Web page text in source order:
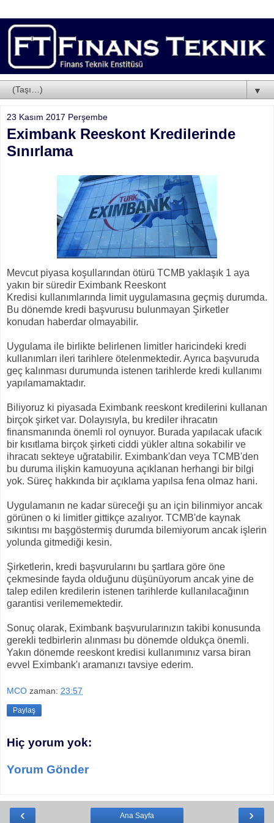
▼
23 Kasım 2017 Perşembe
Eximbank Reeskont Kredilerinde
Sınırlama
Mevcut piyasa koşullarından ötürü TCMB yaklaşık 1 aya
yakın bir süredir Eximbank Reeskont
Kredisi kullanımlarında limit uygulamasına geçmiş durumda.
Bu dönemde kredi başvurusu bulunmayan Şirketler
konudan haberdar olmayabilir.
Uygulama ile birlikte belirlenen limitler haricindeki kredi
kullanımları ileri tarihlere ötelenmektedir. Ayrıca başvuruda
geç kalınması durumunda istenen tarihlerde kredi kullanımı
yapılamamaktadır.
Biliyoruz ki piyasada Eximbank reeskont kredilerini kullanan
birçok şirket var. Dolayısıyla, bu krediler ihracatın
finansmanında önemli rol oynuyor. Burada yapılacak ufacık
bir kısıtlama birçok şirketi ciddi yükler altına sokabilir ve
ihracatı sekteye uğratabilir. Eximbank'dan veya TCMB'den
bu duruma ilişkin kamuoyuna açıklanan herhangi bir bilgi
yok. Süreç hakkında bir açıklama yapılsa fena olmaz hani.
Uygulamanın ne kadar süreceği şu an için bilinmiyor ancak
görünen o ki limitler gittikçe azalıyor. TCMB'de kaynak
sıkıntısı mı başgöstermiş durumda bilemiyorum ancak işlerin
yolunda gitmediği kesin.
Şirketlerin, kredi başvurularını bu şartlara göre öne
çekmesinde fayda olduğunu düşünüyorum ancak yine de
talep edilen kredilerin istenen tarihlerde kullanılacağının
garantisi verilememektedir.
Sonuç olarak, Eximbank başvurularınızın takibi konusunda
gerekli tedbirlerin alınması bu dönemde oldukça önemli.
Yakın dönemde reeskont kredisi kullanımınız varsa biran
evvel Eximbank'ı aramanızı tavsiye ederim.
MCO zaman: 23:57
Paylaş
Hiç yorum yok:
Yorum Gönder
‹ ›
Ana Sayfa